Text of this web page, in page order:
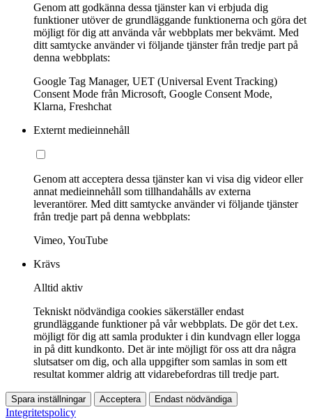
Genom att godkänna dessa tjänster kan vi erbjuda dig
funktioner utöver de grundläggande funktionerna och göra det
möjligt för dig att använda vår webbplats mer bekvämt. Med
ditt samtycke använder vi följande tjänster från tredje part på
denna webbplats:
Google Tag Manager, UET (Universal Event Tracking)
Consent Mode från Microsoft, Google Consent Mode,
Klarna, Freshchat
Externt medieinnehåll
Genom att acceptera dessa tjänster kan vi visa dig videor eller
annat medieinnehåll som tillhandahålls av externa
leverantörer. Med ditt samtycke använder vi följande tjänster
från tredje part på denna webbplats:
Vimeo, YouTube
Krävs
Alltid aktiv
Tekniskt nödvändiga cookies säkerställer endast
grundläggande funktioner på vår webbplats. De gör det t.ex.
möjligt för dig att samla produkter i din kundvagn eller logga
in på ditt kundkonto. Det är inte möjligt för oss att dra några
slutsatser om dig, och alla uppgifter som samlas in som ett
resultat kommer aldrig att vidarebefordras till tredje part.
Spara inställningar Acceptera Endast nödvändiga
Integritetspolicy